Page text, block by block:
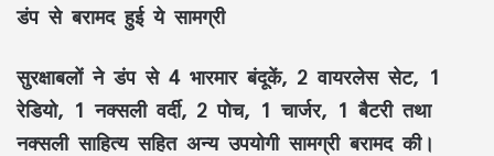
डंप से बरामद हुई ये सामग्री
सुरक्षाबलों ने डंप से 4 भारमार बंदूकें, 2 वायरलेस सेट, 1
रेडियो, 1 नक्सली वर्दी, 2 पोच, 1 चार्जर, 1 बैटरी तथा
नक्सली साहित्य सहित अन्य उपयोगी सामग्री बरामद की।